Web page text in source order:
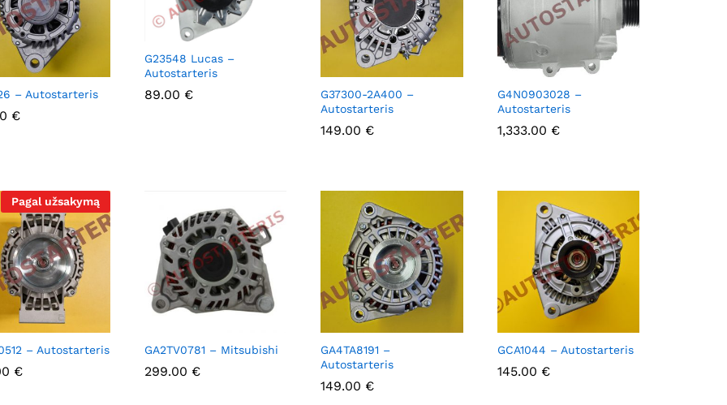
– Autostarteris
€
€
G23548 Lucas –
Autostarteris
89.00 €
89.00 €
G37300-2A400 –
Autostarteris
149.00 €
149.00 €
G4N0903028 –
Autostarteris
1,333.00 €
1,333.00 €
Pagal užsakymą
– Autostarteris
€
€
GA2TV0781 – Mitsubishi
299.00 €
299.00 €
GA4TA8191 –
Autostarteris
149.00 €
149.00 €
GCA1044 – Autostarteris
145.00 €
145.00 €